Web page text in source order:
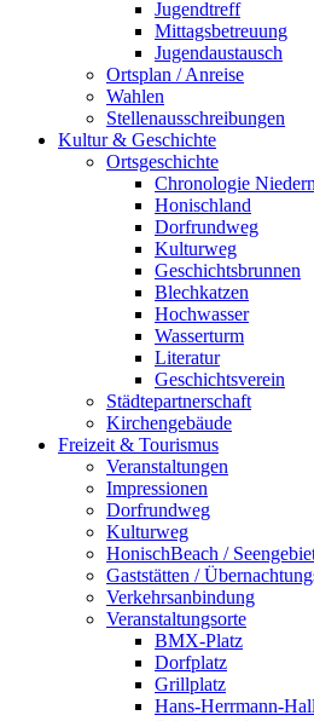
Jugendtreff
Mittagsbetreuung
Jugendaustausch
Ortsplan / Anreise
Wahlen
Stellenausschreibungen
Kultur & Geschichte
Ortsgeschichte
Chronologie
Honischland
Dorfrundweg
Kulturweg
Geschichtsbrunnen
Blechkatzen
Hochwasser
Wasserturm
Literatur
Geschichtsverein
Städtepartnerschaft
Kirchengebäude
Freizeit & Tourismus
Veranstaltungen
Impressionen
Dorfrundweg
Kulturweg
HonischBeach /
Gaststätten /
Verkehrsanbindung
Veranstaltungsorte
BMX-Platz
Dorfplatz
Grillplatz
Hans-Herrmann-